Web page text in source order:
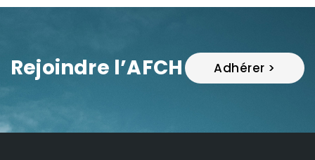
Rejoindre l’AFCH Adhérer >